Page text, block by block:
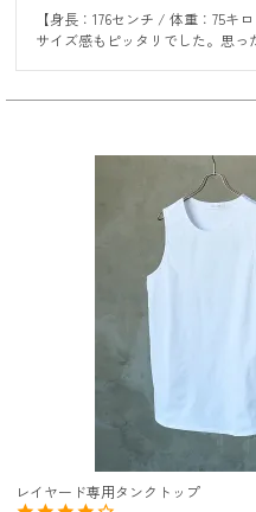
【身長：176センチ / 体重：75キ
サイズ感もピッタリでした。思っ
レイヤード専用タンクトップ